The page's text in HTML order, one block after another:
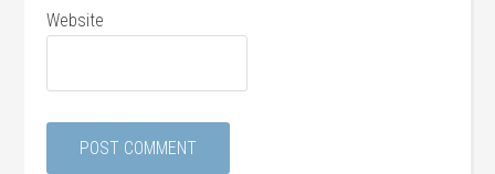
Website